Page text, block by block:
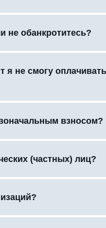
не обанкротитесь?
я не смогу
взносом?
(частных) лиц?